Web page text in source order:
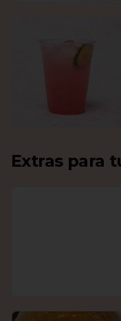
Extras para